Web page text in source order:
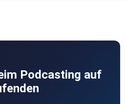
Podcasting auf